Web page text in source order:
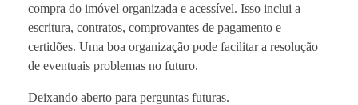
compra do imóvel organizada e acessível. Isso inclui a
escritura, contratos, comprovantes de pagamento e
certidões. Uma boa organização pode facilitar a resolução
de eventuais problemas no futuro.
Deixando aberto para perguntas futuras.